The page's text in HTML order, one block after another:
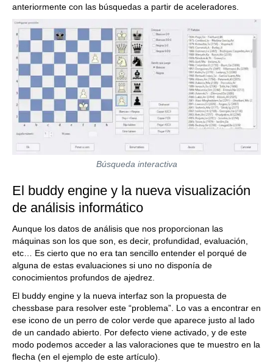
anteriormente con las búsquedas a partir de aceleradores.
Búsqueda interactiva
El buddy engine y la nueva visualización
de análisis informático
Aunque los datos de análisis que nos proporcionan las
máquinas son los que son, es decir, profundidad, evaluación,
etc… Es cierto que no era tan sencillo entender el porqué de
alguna de estas evaluaciones si uno no disponía de
conocimientos profundos de ajedrez.
El buddy engine y la nueva interfaz son la propuesta de
chessbase para resolver este “problema”. Lo vas a encontrar en
ese icono de un perro de color verde que aparece justo al lado
de un candado abierto. Por defecto viene activado, y de este
modo podemos acceder a las valoraciones que te muestro en la
flecha (en el ejemplo de este artículo).